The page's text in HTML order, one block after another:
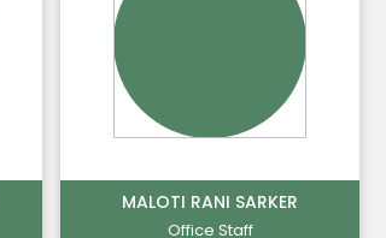
MALOTI RANI SARKER
Office Staff